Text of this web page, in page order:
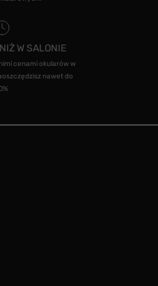
W SALONIE
cenami okularów w
nawet do